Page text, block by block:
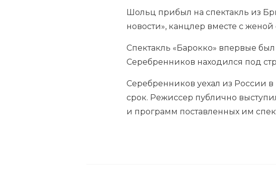
Шольц прибыл на спектакль из
новости», канцлер вместе с
Спектакль «Барокко» впервые
Серебренников находился под
Серебренников уехал из России в
срок. Режиссер публично
и программ поставленных им